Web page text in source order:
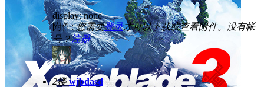
display: none
附件:您需要登录才可以下载或查看附件。没有帐
号？注册
2楼 wjbdasd